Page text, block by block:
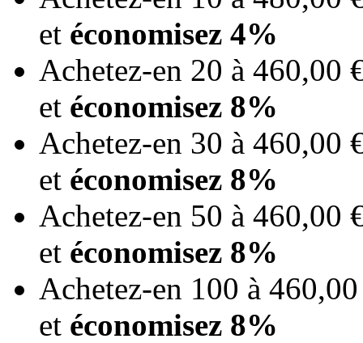
et économisez 4%
Achetez-en 20 à 460,00
et économisez 8%
Achetez-en 30 à 460,00
et économisez 8%
Achetez-en 50 à 460,00
et économisez 8%
Achetez-en 100 à
et économisez 8%